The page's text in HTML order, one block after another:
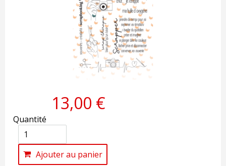
13,00 €
Quantité
Ajouter au panier